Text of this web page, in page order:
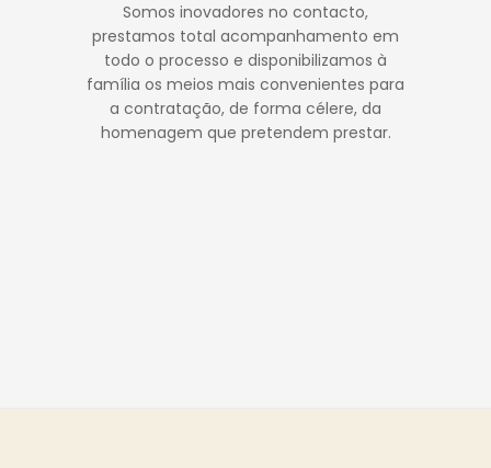
Somos inovadores no contacto,
prestamos total acompanhamento em
todo o processo e disponibilizamos à
família os meios mais convenientes para
a contratação, de forma célere, da
homenagem que pretendem prestar.